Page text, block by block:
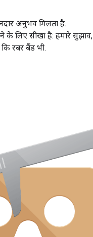
अनुभव मिलता है.
के लिए सीखा है: हमारे सुझाव,
रबर बैंड भी.